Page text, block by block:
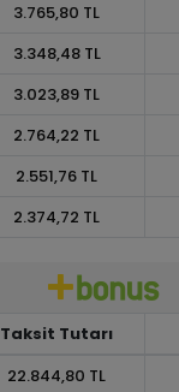
3.765,80 TL
3.348,48 TL
3.023,89 TL
2.764,22 TL
2.551,76 TL
2.374,72 TL
Taksit Tutarı
22.844,80 TL